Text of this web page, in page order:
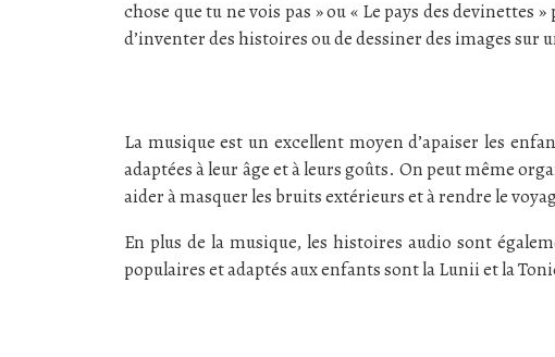
chose que tu ne vois pas » ou « Le pays des
d’inventer des histoires ou de dessiner des images sur
La musique est un excellent moyen d’apaiser les
adaptées à leur âge et à leurs goûts. On peut même
aider à masquer les bruits extérieurs et à rendre le
En plus de la musique, les histoires audio sont
populaires et adaptés aux enfants sont la Lunii et la